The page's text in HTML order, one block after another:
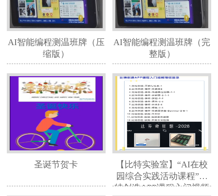
AI智能编程测温班牌（压
缩版）
AI智能编程测温班牌（完
整版）
圣诞节贺卡
【比特实验室】“AI在校
园综合实践活动课程”比
特创造APP课程入门视频